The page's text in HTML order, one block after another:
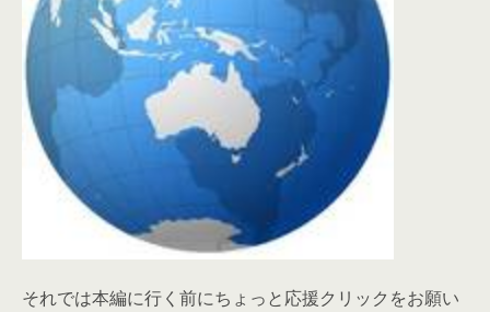
それでは本編に行く前にちょっと応援クリックをお願い